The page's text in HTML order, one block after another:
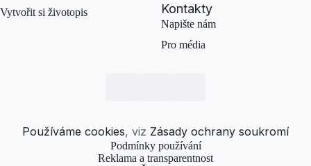
Vytvořit si životopis
Kontakty
Napište nám
Pro média
Používáme cookies, viz Zásady ochrany soukromí
Podmínky používání
Reklama a transparentnost